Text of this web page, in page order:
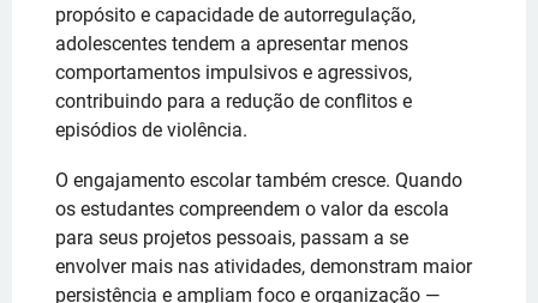
propósito e capacidade de autorregulação,
adolescentes tendem a apresentar menos
comportamentos impulsivos e agressivos,
contribuindo para a redução de conflitos e
episódios de violência.
O engajamento escolar também cresce. Quando
os estudantes compreendem o valor da escola
para seus projetos pessoais, passam a se
envolver mais nas atividades, demonstram maior
persistência e ampliam foco e organização —